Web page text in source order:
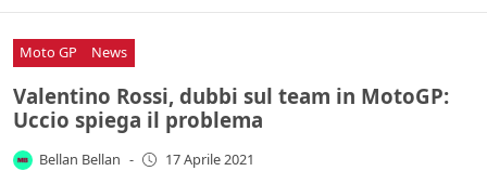
Moto GP News
Valentino Rossi, dubbi sul team in MotoGP:
Uccio spiega il problema
Bellan Bellan - 17 Aprile 2021